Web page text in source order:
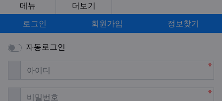
메뉴
더보기
로그인
회원가입 정보찾기
자동로그인
아이디 필수
비밀번호필수